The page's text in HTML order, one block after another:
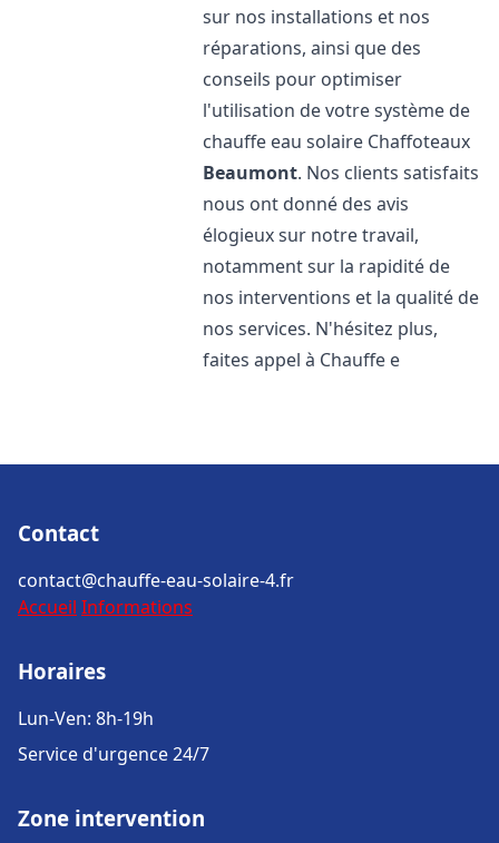
sur nos installations et nos
réparations, ainsi que des
conseils pour optimiser
l'utilisation de votre système de
chauffe eau solaire Chaffoteaux
Beaumont. Nos clients satisfaits
nous ont donné des avis
élogieux sur notre travail,
notamment sur la rapidité de
nos interventions et la qualité de
nos services. N'hésitez plus,
faites appel à Chauffe e
Contact
contact@chauffe-eau-solaire-4.fr
Accueil Informations
Horaires
Lun-Ven: 8h-19h
Service d'urgence 24/7
Zone intervention